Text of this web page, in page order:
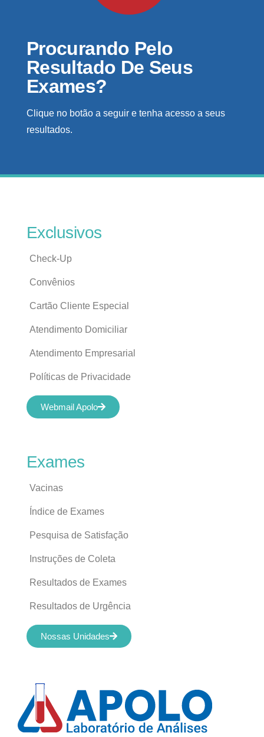
Procurando Pelo
Resultado De Seus
Exames?
Clique no botão a seguir e tenha acesso a seus
resultados.
Exames
Vacinas
Índice de Exames
Pesquisa de Satisfação
Instruções de Coleta
Resultados de Exames
Resultados de Urgência
Nossas Unidades
Exclusivos
Check-Up
Convênios
Cartão Cliente Especial
Atendimento Domiciliar
Atendimento Empresarial
Políticas de Privacidade
Webmail Apolo